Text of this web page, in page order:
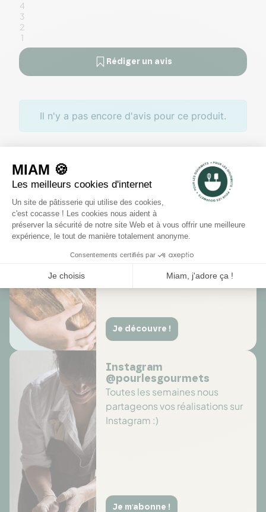
4
3
2
1
Rédiger un avis
Il n'y a pas encore d'avis pour ce produit.
Des offres toute l’année
Profitez de promotions tout au
long de l'année sur des
sélections de produits
Je découvre !
Instagram
@pourlesgourmets
Toutes les semaines nous
partageons vos réalisations sur
Instagram :)
Je m'abonne !